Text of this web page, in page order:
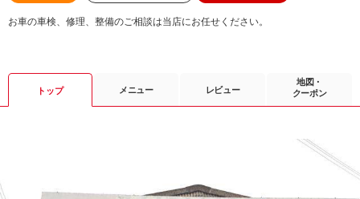
お車の車検、修理、整備のご相談は当店にお任せください。
トップ メニュー レビュー
地図・
クーポン